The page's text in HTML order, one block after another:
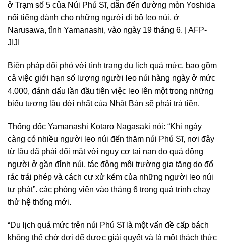
ở Trạm số 5 của Núi Phú Sĩ, dẫn đến đường mòn Yoshida
nổi tiếng dành cho những người đi bộ leo núi, ở
Narusawa, tỉnh Yamanashi, vào ngày 19 tháng 6. | AFP-
JIJI
Biện pháp đối phó với tình trạng du lịch quá mức, bao gồm
cả việc giới hạn số lượng người leo núi hàng ngày ở mức
4.000, đánh dấu lần đầu tiên việc leo lên một trong những
biểu tượng lâu đời nhất của Nhật Bản sẽ phải trả tiền.
Thống đốc Yamanashi Kotaro Nagasaki nói: “Khi ngày
càng có nhiều người leo núi đến thăm núi Phú Sĩ, nơi đây
từ lâu đã phải đối mặt với nguy cơ tai nạn do quá đông
người ở gần đỉnh núi, tác động môi trường gia tăng do đổ
rác trái phép và cách cư xử kém của những người leo núi
tự phát”. các phóng viên vào tháng 6 trong quá trình chạy
thử hệ thống mới.
“Du lịch quá mức trên núi Phú Sĩ là một vấn đề cấp bách
không thể chờ đợi để được giải quyết và là một thách thức